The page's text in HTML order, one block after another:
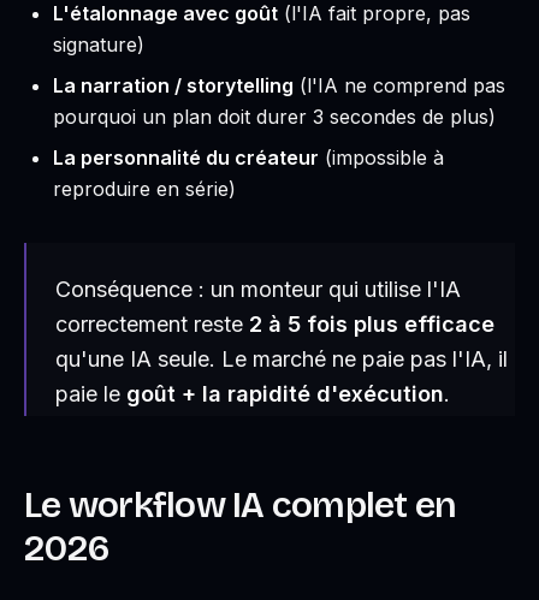
L'étalonnage avec goût (l'IA fait propre, pas
signature)
La narration / storytelling (l'IA ne comprend pas
pourquoi un plan doit durer 3 secondes de plus)
La personnalité du créateur (impossible à
reproduire en série)
Conséquence : un monteur qui utilise l'IA
correctement reste 2 à 5 fois plus efficace
qu'une IA seule. Le marché ne paie pas l'IA, il
paie le goût + la rapidité d'exécution.
Le workflow IA complet en
2026